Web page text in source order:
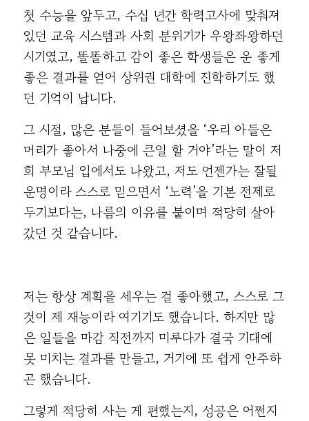
첫 수능을 앞두고, 수십 년간 학력고사에 맞춰져
있던 교육 시스템과 사회 분위기가 우왕좌왕하던
시기였고, 똘똘하고 감이 좋은 학생들은 운 좋게
좋은 결과를 얻어 상위권 대학에 진학하기도 했
던 기억이 납니다.
그 시절, 많은 분들이 들어보셨을 ‘우리 아들은
머리가 좋아서 나중에 큰일 할 거야’라는 말이 저
희 부모님 입에서도 나왔고, 저도 언젠가는 잘될
운명이라 스스로 믿으면서 ‘노력’을 기본 전제로
두기보다는, 나름의 이유를 붙이며 적당히 살아
갔던 것 같습니다.
저는 항상 계획을 세우는 걸 좋아했고, 스스로 그
것이 제 재능이라 여기기도 했습니다. 하지만 많
은 일들을 마감 직전까지 미루다가 결국 기대에
못 미치는 결과를 만들고, 거기에 또 쉽게 안주하
곤 했습니다.
그렇게 적당히 사는 게 편했는지, 성공은 어쩐지